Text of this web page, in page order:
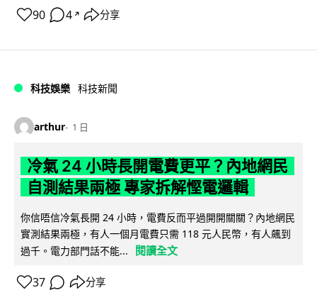
90 4 ↗ 分享
科技娛樂 科技新聞
arthur 1 日
冷氣 24 小時長開電費更平？內地網民
自測結果兩極 專家拆解慳電邏輯
你信唔信冷氣長開 24 小時，電費反而平過開開關關？內地網民
實測結果兩極，有人一個月電費只需 118 元人民幣，有人飆到
過千。電力部門話不能...
閱讀全文
37 分享